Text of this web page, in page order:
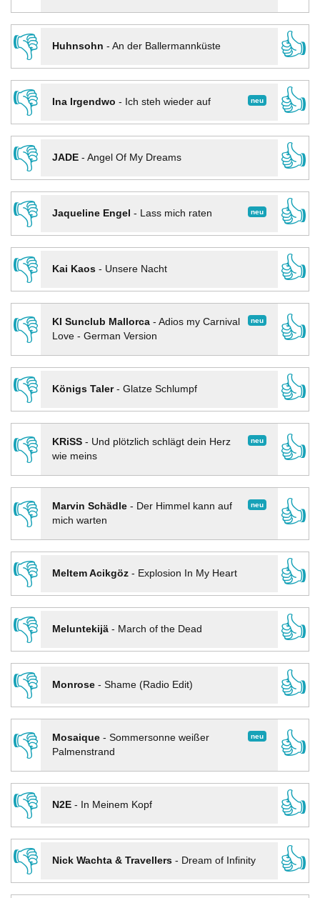
👎
Huhnsohn - An der Ballermannküste
👍
👎
neu
Ina Irgendwo - Ich steh wieder auf
👍
👎
JADE- Angel Of My Dreams
👍
👎
neu
Jaqueline Engel - Lass mich raten
👍
👎
Kai Kaos- Unsere Nacht
👍
👎
neu
KI Sunclub Mallorca- Adios my Carnival
Love - German Version
👍
👎
Königs Taler- Glatze Schlumpf
👍
👎
neu
KRiSS- Und plötzlich schlägt dein Herz
wie meins
👍
👎 neu
Marvin Schädle- Der Himmel kann auf
mich warten
👍
👎
Meltem Acikgöz- Explosion In My Heart
👍
👎
Meluntekijä- March of the Dead
👍
👎
Monrose- Shame (Radio Edit)
👍
👎
neu
Mosaique- Sommersonne weißer
Palmenstrand
👍
👎
N2E- In Meinem Kopf
👍
👎
Nick Wachta & Travellers- Dream of Infinity
👍